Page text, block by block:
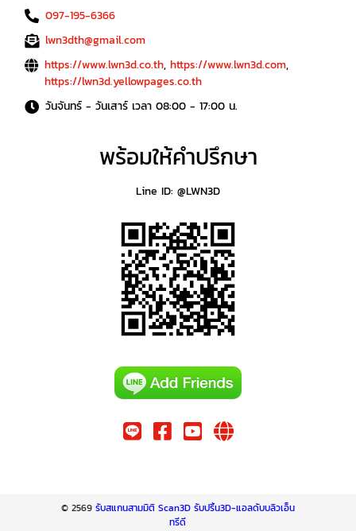
097-195-6366
lwn3dth@gmail.com
https://www.lwn3d.co.th, https://www.lwn3d.com,
https://lwn3d.yellowpages.co.th
วันจันทร์ - วันเสาร์ เวลา 08:00 - 17:00 น.
พร้อมให้คำปรึกษา
Line ID: @LWN3D
© 2569 รับสแกนสามมิติ Scan3D รับปริ้น3D-แอลดับบลิวเอ็น
ทรีดี